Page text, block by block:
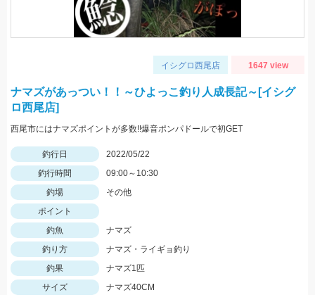
イシグロ西尾店 1647 view
ナマズがあっつい！！～ひよっこ釣り人成長記～[イシグ
ロ西尾店]
西尾市にはナマズポイントが多数!!爆音ポンパドールで初GET
釣行日
2022/05/22
釣行時間
09:00～10:30
釣場
その他
ポイント
釣魚
ナマズ
釣り方
ナマズ・ライギョ釣り
釣果
ナマズ1匹
サイズ
ナマズ40CM